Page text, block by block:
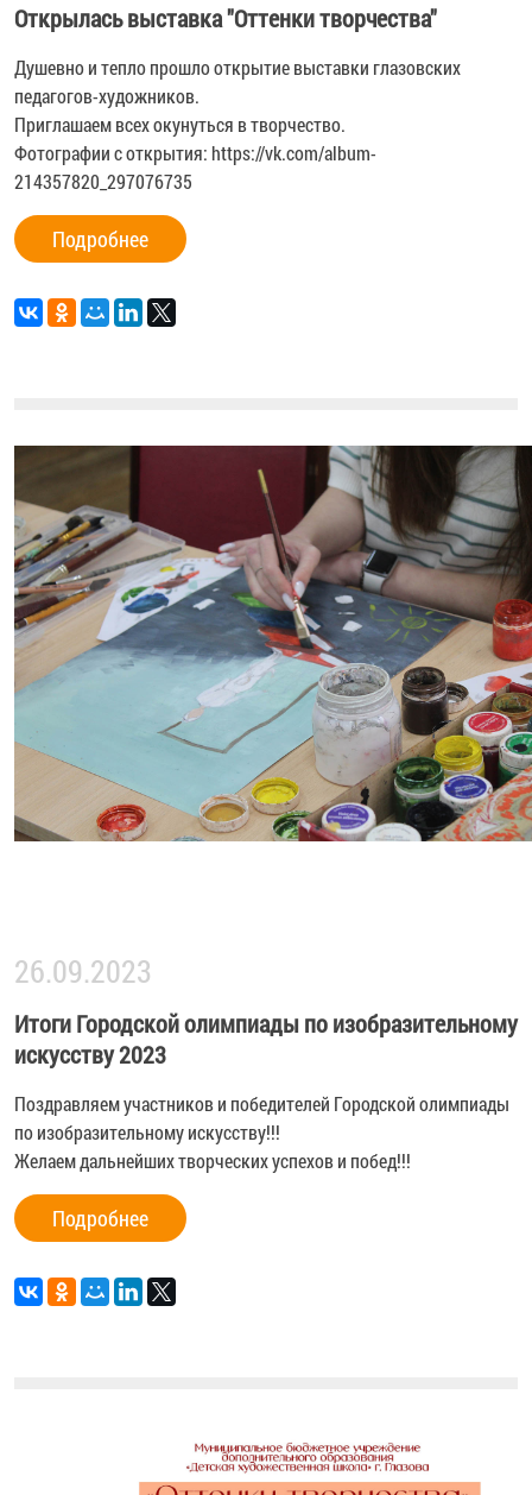
Открылась выставка "Оттенки творчества"
Душевно и тепло прошло открытие выставки глазовских
педагогов-художников.
Приглашаем всех окунуться в творчество.
Фотографии с открытия: https://vk.com/album-
214357820_297076735
Подробнее
26.09.2023
Итоги Городской олимпиады по изобразительному
искусству 2023
Поздравляем участников и победителей Городской олимпиады
по изобразительному искусству!!!
Желаем дальнейших творческих успехов и побед!!!
Подробнее